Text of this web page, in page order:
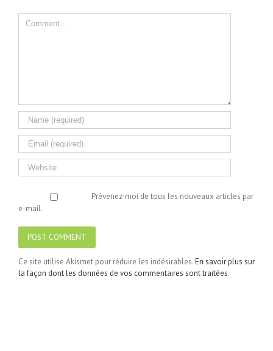
Comment
Prévenez-moi de tous les nouveaux articles par
e-mail.
Ce site utilise Akismet pour réduire les indésirables.En savoir plus sur
la façon dont les données de vos commentaires sont traitées.